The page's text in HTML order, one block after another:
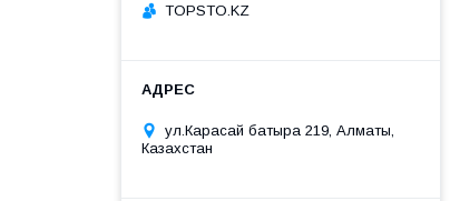
TOPSTO.KZ
ул.Карасай батыра 219, Алматы,
Казахстан